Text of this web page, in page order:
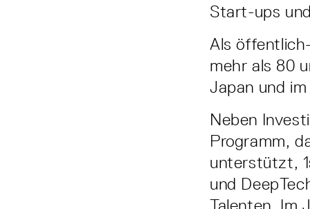
Start-ups
Als
mehr als 80
Japan und
Neben
Programm,
unterstützt,
und
Talenten. Im